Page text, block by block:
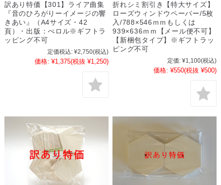
訳あり特価【301】ライア曲集
『音のひろがりーイメージの響
きあい』（A4サイズ・42
頁）・出版：ぺロル※ギフトラ
ッピング不可
定価税込: ¥2,750(税込)
価格: ¥1,375(税抜 ¥1,250)
折れシミ割引き【特大サイズ】
ローズウィンドウペーパー/5枚
入/788×546ｍｍもしくは
939×636ｍｍ【メール便不可】
【新梱包タイプ】※ギフトラッ
ピング不可
定価: ¥1,100(税込)
価格: ¥550(税抜 ¥500)